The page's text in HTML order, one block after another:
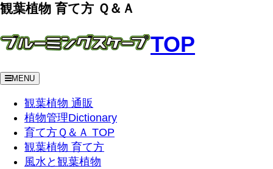
観葉植物 育て方 Ｑ＆Ａ
TOP
MENU
観葉植物 通販
植物管理Dictionary
育て方Ｑ＆Ａ TOP
観葉植物 育て方
風水と観葉植物